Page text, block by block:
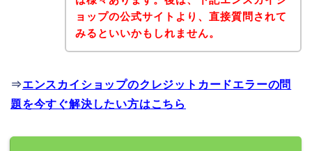
ョップの公式サイトより、直接質問されて
みるといいかもしれません。
⇒エンスカイショップのクレジットカードエラーの問
題を今すぐ解決したい方はこちら